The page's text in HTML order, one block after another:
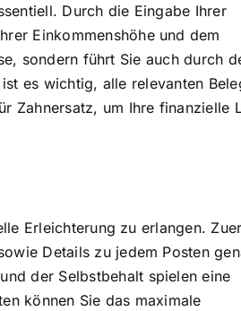
Durch die Eingabe Ihrer
Einkommenshöhe und dem
sondern führt Sie auch durch
es wichtig, alle relevanten
Zahnersatz, um Ihre finanzielle
Erleichterung zu erlangen.
Details zu jedem Posten
der Selbstbehalt spielen eine
können Sie das maximale